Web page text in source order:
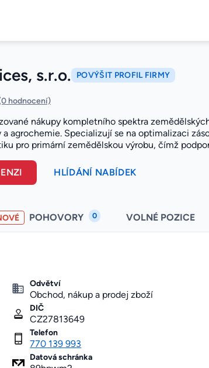
s.r.o. POVÝŠIT PROFIL FIRMY
hodnocení)
nákupy kompletního spektra
agrochemie. Specializují se na optimalizaci
pro primární zemědělskou výrobu, čímž
HLÍDÁNÍ NABÍDEK
POHOVORY 0 VOLNÉ POZICE
Odvětví
Obchod, nákup a prodej zboží
DIČ
CZ27813649
Telefon
770 139 993
Datová schránka